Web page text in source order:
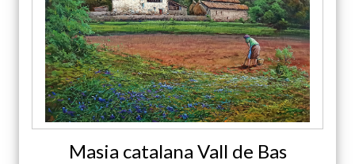
Masia catalana Vall de Bas